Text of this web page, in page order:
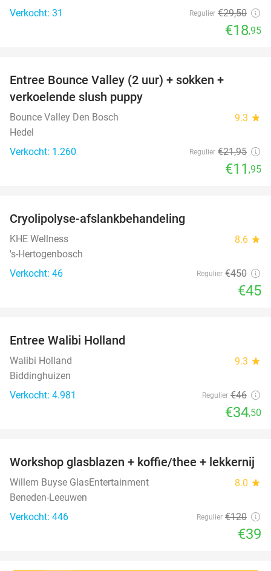
Verkocht: 31
Regulier €29,50
€18,95
Entree Bounce Valley (2 uur) + sokken +
verkoelende slush puppy
Bounce Valley Den Bosch 9.3 star
Hedel
Verkocht: 1.260
Regulier €21,95
€11 ,95
Cryolipolyse-afslankbehandeling
KHE Wellness 8.6 star
's-Hertogenbosch
Verkocht: 46
Regulier €450
€45
Entree Walibi Holland
Walibi Holland 9.3 star
Biddinghuizen
Verkocht: 4.981
Regulier €46
€34,50
68%
Workshop glasblazen + koffie/thee + lekkernij
Willem Buyse GlasEntertainment 8.0 star
Beneden-Leeuwen
Verkocht: 446
Regulier €120
€39